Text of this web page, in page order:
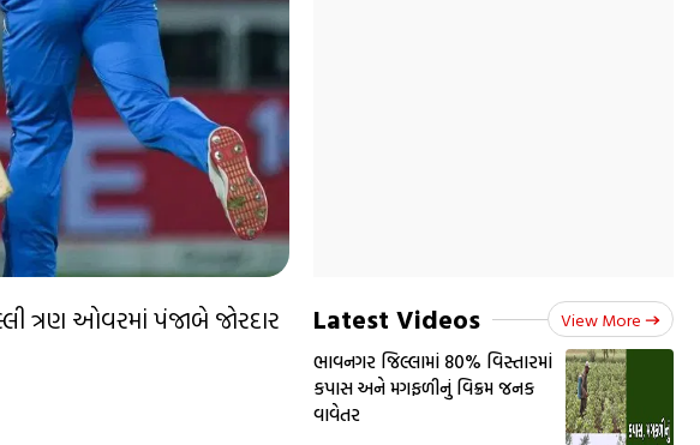
ત્રણ ઓવરમાં પંજાબે જોરદાર
Latest Videos View More
ભાવનગર જિલ્લામાં 80% વિસ્તારમાં
કપાસ અને મગફળીનું વિક્રમ જનક
વાવેતર